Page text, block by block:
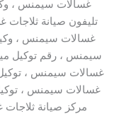
غسالات سيمنس ،
تليفون صيانة
غسالات سيمنس ،
غسالات سيمنس ،
مركز صيانة